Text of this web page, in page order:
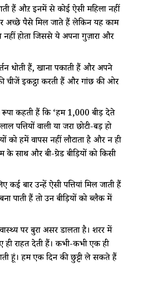
हैं औऱ इनमें से कोई ऐसी महिला नहीं
अच्छे पैसे मिल जाते हैं लेकिन यह काम
होता जिससे ये अपना गुज़ारा और
धोती हैं, खाना पकाती हैं और अपने
चीजें इकट्ठा करती हैं और गांछ की ओर
कहती हैं कि ‘हम 1,000 बीड़ी देते
वाली या जरा छोटी-बड़ी हो
को हमें वापस नहीं लौटाता है और न ही
के साथ और बी-ग्रेड बीड़ियों को किसी
बार उन्हें ऐसी पत्तियां मिल जाती हैं
पाती हैं तो उन बीड़ियों को ब्लैक में
पर बुरा असर डालता है। शरीर में
राहत देती हैं। कभी-कभी एक ही
हूं। हम एक दिन की छुट्टी ले सकते हैं